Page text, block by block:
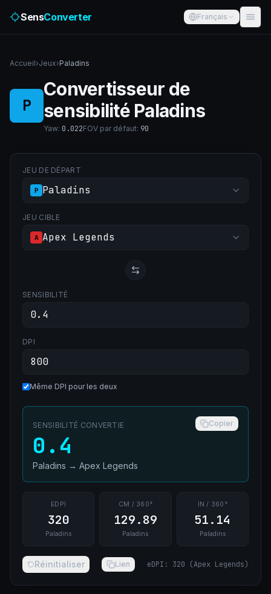
SensConverter Français
Accueil›Jeux›Paladins
P
Convertisseur de
sensibilité Paladins
Yaw: 0.022FOV par défaut: 90
JEU DE DÉPART
P Paladins
JEU CIBLE
A Apex Legends
SENSIBILITÉ
DPI
Même DPI pour les deux
SENSIBILITÉ CONVERTIE Copier
0.4
Paladins → Apex Legends
EDPI
320
Paladins
CM / 360°
129.89
Paladins
IN / 360°
51.14
Paladins
Réinitialiser Lien eDPI : 320 (Apex Legends)